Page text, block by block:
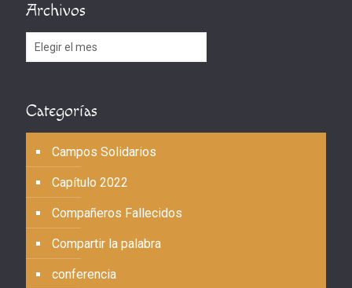
Archivos
Archivos
Categorías
Campos Solidarios
Capítulo 2022
Compañeros Fallecidos
Compartir la palabra
conferencia